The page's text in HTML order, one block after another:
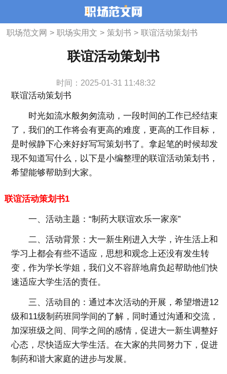
职场范文网 > 职场实用文 > 策划书 > 联谊活动策划书
联谊活动策划书
时间：2025-01-31 11:48:32
联谊活动策划书
时光如流水般匆匆流动，一段时间的工作已经结束
了，我们的工作将会有更高的难度，更高的工作目标，
是时候静下心来好好写写策划书了。拿起笔的时候却发
现不知道写什么，以下是小编整理的联谊活动策划书，
希望能够帮助到大家。
联谊活动策划书1
一、活动主题 ：“制药大联谊欢乐一家亲”
二、活动背景 ：大一新生刚进入大学，许生活上和
学习上都会有些不适应，思想和观念上还没有发生转
变，作为学长学姐，我们义不容辞地肩负起帮助他们快
速适应大学生活的责任。
三、活动目的 ：通过本次活动的开展，希望增进12
级和11级制药班同学间的了解，同时通过沟通和交流，
加深班级之间、同学之间的感情，促进大一新生调整好
心态，尽快适应大学生活。在大家的共同努力下，促进
制药和谐大家庭的进步与发展。